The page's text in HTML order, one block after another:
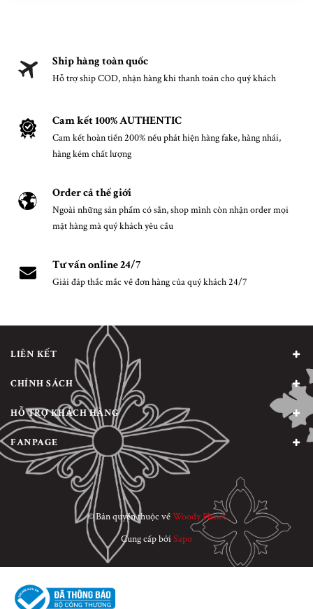
Ship hàng toàn quốc
Hỗ trợ ship COD, nhận hàng khi thanh toán cho quý khách
Cam kết 100% AUTHENTIC
Cam kết hoàn tiền 200% nếu phát hiện hàng fake, hàng nhái,
hàng kém chất lượng
Order cả thế giới
Ngoài những sản phẩm có sẵn, shop mình còn nhận order mọi
mặt hàng mà quý khách yêu cầu
Tư vấn online 24/7
Giải đáp thắc mắc về đơn hàng của quý khách 24/7
LIÊN KẾT
CHÍNH SÁCH
HỖ TRỢ KHÁCH HÀNG
FANPAGE
© Bản quyền thuộc vềWoody Planet
Cung cấp bởiSapo